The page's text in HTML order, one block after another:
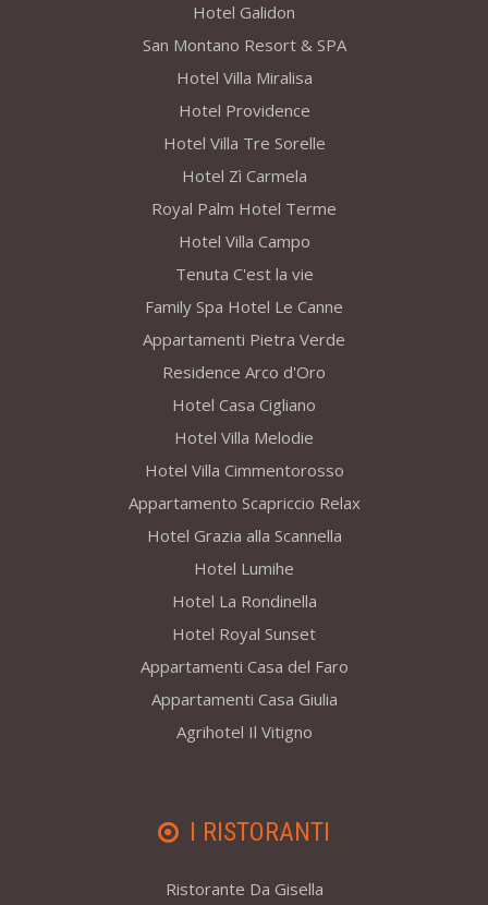
Hotel Galidon
San Montano Resort & SPA
Hotel Villa Miralisa
Hotel Providence
Hotel Villa Tre Sorelle
Hotel Zì Carmela
Royal Palm Hotel Terme
Hotel Villa Campo
Tenuta C'est la vie
Family Spa Hotel Le Canne
Appartamenti Pietra Verde
Residence Arco d'Oro
Hotel Casa Cigliano
Hotel Villa Melodie
Hotel Villa Cimmentorosso
Appartamento Scapriccio Relax
Hotel Grazia alla Scannella
Hotel Lumihe
Hotel La Rondinella
Hotel Royal Sunset
Appartamenti Casa del Faro
Appartamenti Casa Giulia
Agrihotel Il Vitigno
I RISTORANTI
Ristorante Da Gisella